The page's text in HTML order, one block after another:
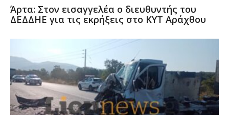
Άρτα: Στον εισαγγελέα ο διευθυντής του
ΔΕΔΔΗΕ για τις εκρήξεις στο ΚΥΤ Αράχθου